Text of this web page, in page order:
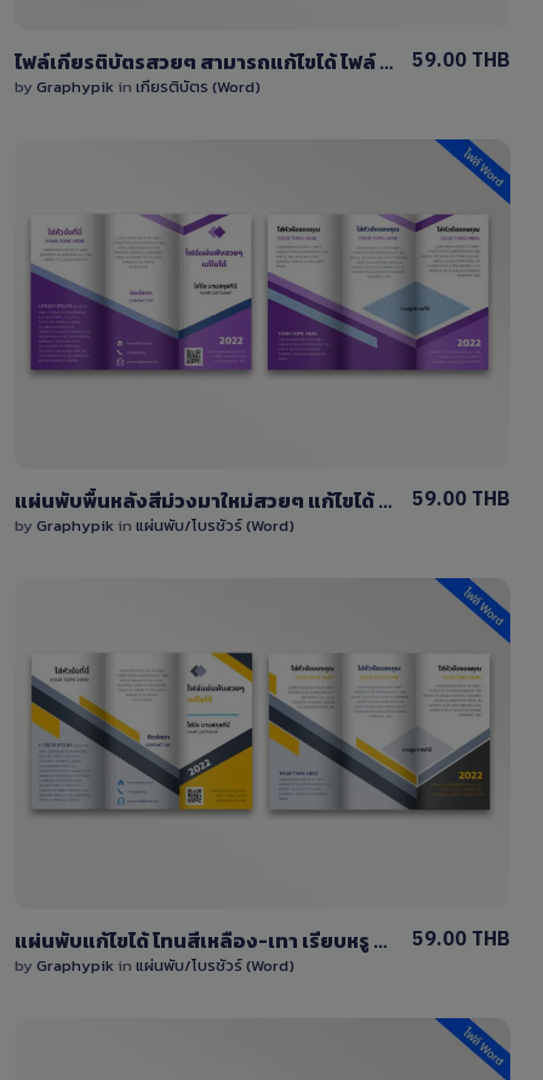
ไฟล์เกียรติบัตรสวยๆ สามารถแก้ไขได้ ไฟล์ word สีเขียว
by Graphypik in เกียรติบัตร (Word)
59.00 THB
View Details
4 Sales
แผ่นพับพื้นหลังสีม่วงมาใหม่สวยๆ แก้ไขได้ ไฟล์ Word (doc)
by Graphypik in แผ่นพับ/โบรชัวร์ (Word)
59.00 THB
View Details
3 Sales
แผ่นพับแก้ไขได้ โทนสีเหลือง-เทา เรียบหรู Word (doc)
by Graphypik in แผ่นพับ/โบรชัวร์ (Word)
59.00 THB